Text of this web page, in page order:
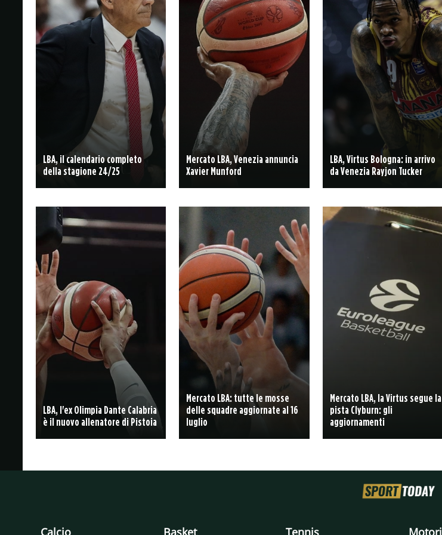
LBA, il calendario completo
della stagione 24/25
Mercato LBA, Venezia annuncia
Xavier Munford
LBA, Virtus Bologna: in arrivo
da Venezia Rayjon Tucker
LBA, l'ex Olimpia Dante Calabria
è il nuovo allenatore di Pistoia
Mercato LBA: tutte le mosse
delle squadre aggiornate al 16
luglio
Mercato LBA, la Virtus segue la
pista Clyburn: gli
aggiornamenti
Calcio Basket Tennis Motori